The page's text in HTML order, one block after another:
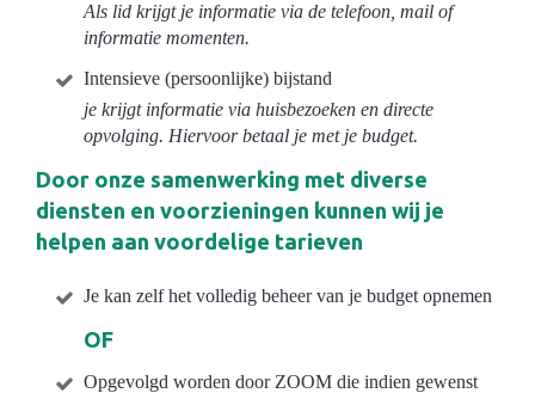
Als lid krijgt je informatie via de telefoon, mail of
informatie momenten.
Intensieve (persoonlijke) bijstand
je krijgt informatie via huisbezoeken en directe
opvolging. Hiervoor betaal je met je budget.
Door onze samenwerking met diverse
diensten en voorzieningen kunnen wij je
helpen aan voordelige tarieven
Je kan zelf het volledig beheer van je budget opnemen
OF
Opgevolgd worden door ZOOM die indien gewenst